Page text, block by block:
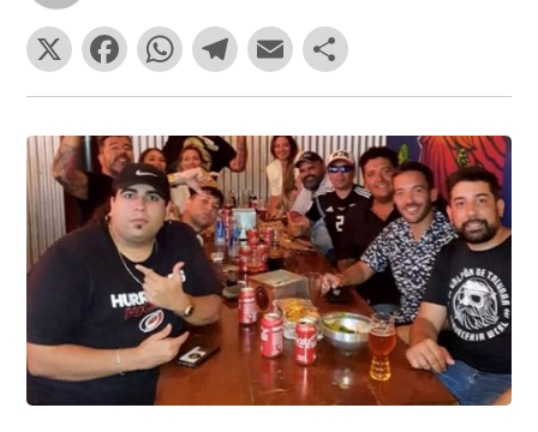
X
F
a
c
e
b
o
o
k
W
h
at
s
A
p
T
el
e
gr
a
m
E
m
ai
l
o
m
p
ar
tir